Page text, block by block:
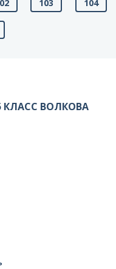
103 104
ВОЛКОВА